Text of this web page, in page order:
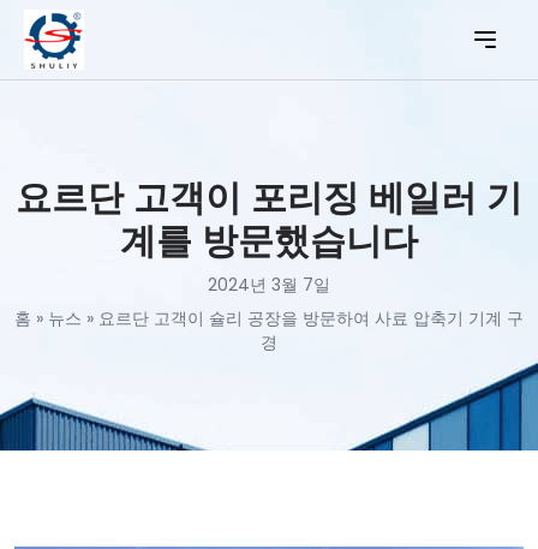
요르단 고객이 포리징 베일러 기
계를 방문했습니다
2024년 3월 7일
홈 » 뉴스 » 요르단 고객이 슐리 공장을 방문하여 사료 압축기 기계 구
경